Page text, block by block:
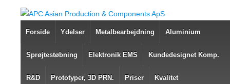
Forside Ydelser Metalbearbejdning Aluminium
Sprøjtestøbning Elektronik EMS Kundedesignet Komp.
R&D Prototyper, 3D PRN. Priser Kvalitet